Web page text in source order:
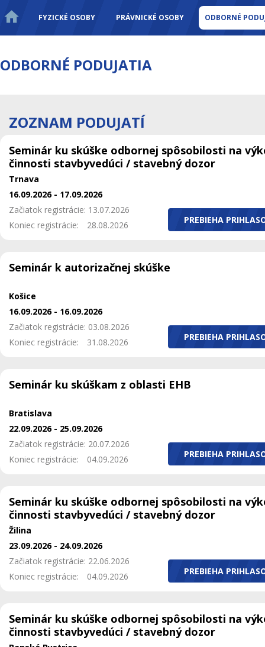
FYZICKÉ OSOBY PRÁVNICKÉ OSOBY ODBORNÉ
ODBORNÉ PODUJATIA
ZOZNAM PODUJATÍ
Seminár ku skúške odbornej spôsobilosti na
činnosti stavbyvedúci / stavebný dozor
Trnava
16.09.2026 - 17.09.2026
Začiatok registrácie: 13.07.2026
Koniec registrácie:
28.08.2026 PREBIEHA
Seminár k autorizačnej skúške
Košice
16.09.2026 - 16.09.2026
Začiatok registrácie: 03.08.2026
Koniec registrácie:
31.08.2026 PREBIEHA
Seminár ku skúškam z oblasti EHB
Bratislava
22.09.2026 - 25.09.2026
Začiatok registrácie: 20.07.2026
Koniec registrácie:
04.09.2026 PREBIEHA
Seminár ku skúške odbornej spôsobilosti na
činnosti stavbyvedúci / stavebný dozor
Žilina
23.09.2026 - 24.09.2026
Začiatok registrácie: 22.06.2026
Koniec registrácie:
04.09.2026 PREBIEHA
Seminár ku skúške odbornej spôsobilosti na
činnosti stavbyvedúci / stavebný dozor